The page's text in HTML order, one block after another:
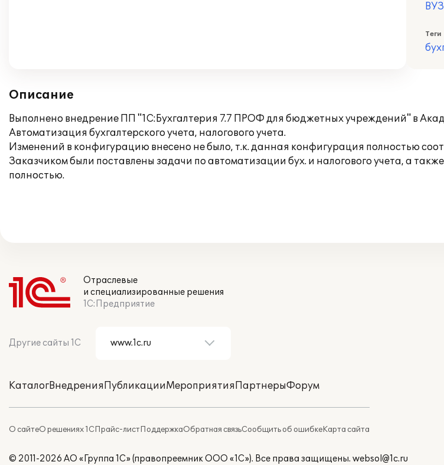
Теги
Описание
Выполнено внедрение ПП "1С:Бухгалтерия 7.7 ПРОФ для бюджетных учреждений" в
Автоматизация бухгалтерского учета, налогового учета.
Изменений в конфигурацию внесено не было, т.к. данная конфигурация полностью
Заказчиком были поставлены задачи по автоматизации бух. и налогового учета, а
полностью.
Отраслевые
и специализированные решения
1С:Предприятие
Другие сайты 1С
КаталогВнедренияПубликацииМероприятияПартнерыФорум
О сайтеО решениях 1СПрайс-листПоддержкаОбратная связьСообщить об ошибкеКарта сайта
© 2011-2026 АО «Группа 1С» (правопреемник ООО «1С»). Все права защищены. websol@1c.ru